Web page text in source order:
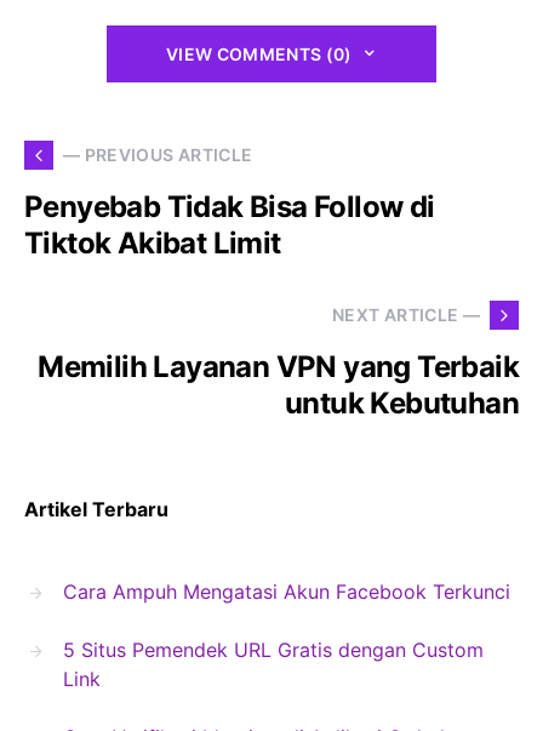
VIEW COMMENTS (0)
— PREVIOUS ARTICLE
Penyebab Tidak Bisa Follow di
Tiktok Akibat Limit
NEXT ARTICLE —
Memilih Layanan VPN yang Terbaik
untuk Kebutuhan
Artikel Terbaru
Cara Ampuh Mengatasi Akun Facebook Terkunci
5 Situs Pemendek URL Gratis dengan Custom
Link